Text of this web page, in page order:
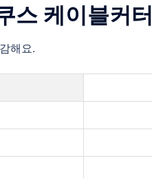
스 케이블커터
해요.